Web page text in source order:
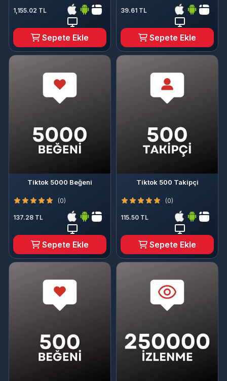
1,155.02 TL
Sepete Ekle
39.61 TL
Sepete Ekle
Tiktok 5000 Beğeni
(0)
137.28 TL
Sepete Ekle
Tiktok 500 Takipçi
(0)
115.50 TL
Sepete Ekle